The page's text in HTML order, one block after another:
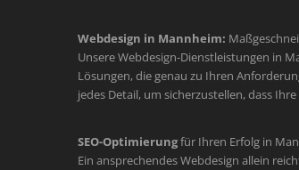
Webdesign in Mannheim:
Unsere Webdesign-Dienstleistungen in
Lösungen, die genau zu Ihren
jedes Detail, um sicherzustellen, dass
SEO-Optimierungfür Ihren Erfolg in
Ein ansprechendes Webdesign allein